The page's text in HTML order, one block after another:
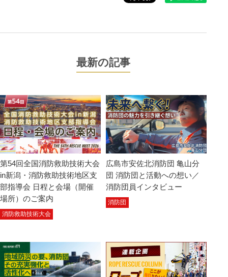
最新の記事
第54回全国消防救助技術大会
in新潟・消防救助技術地区支
部指導会 日程と会場（開催
場所）のご案内
消防救助技術大会
広島市安佐北消防団 亀山分
団 消防団と活動への想い／
消防団員インタビュー
消防団